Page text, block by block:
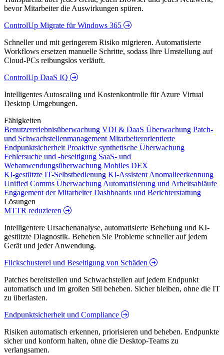
bevor Mitarbeiter die Auswirkungen spüren.
ControlUp Migrate für Windows 365
Schneller und mit geringerem Risiko migrieren. Automatisierte
Workflows ersetzen manuelle Schritte, sodass Ihre Umstellung auf
Cloud-PCs reibungslos verläuft.
ControlUp DaaS IQ
Intelligentes Autoscaling und Kostenkontrolle für Azure Virtual
Desktop Umgebungen.
Fähigkeiten
Benutzererlebnisüberwachung VDI & DaaS Überwachung Patch-
und Schwachstellenmanagement Mitarbeiterorientierte
Endpunktsicherheit Proaktive synthetische Überwachung
Fehlersuche und -beseitigung SaaS- und
Webanwendungsüberwachung Mobiles DEX
KI-gestützte IT-Selbstbedienung KI-Assistent Anomalieerkennung
Unified Comms Überwachung Automatisierung und Arbeitsabläufe
Engagement der Mitarbeiter Dashboards und Berichterstattung
Lösungen
MTTR reduzieren
Intelligentere Ursachenanalyse, automatisierte Behebung und KI-
gestützte Diagnostik. Beheben Sie Probleme schneller auf jedem
Gerät und jeder Anwendung.
Flickschusterei und Beseitigung von Schäden
Patches bereitstellen und Schwachstellen auf jedem Endpunkt
automatisch und im großen Stil beheben. Sicher bleiben, ohne die IT
zu überlasten.
Endpunktsicherheit und Compliance
Risiken automatisch erkennen, priorisieren und beheben. Endpunkte
sicher und konform halten, ohne die Desktop-Teams zu
verlangsamen.